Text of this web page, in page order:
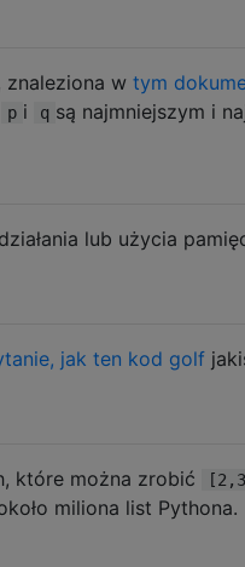
znaleziona w tym
p i q są najmniejszym i
lub użycia
jak ten kod golf
które można zrobić
miliona list Pythona.